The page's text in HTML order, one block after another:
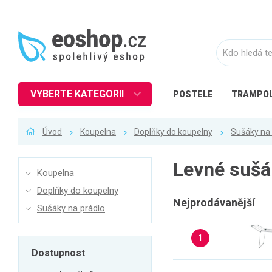
POSTELE
VYBERTE KATEGORII
Obývací pokoj
Koupelna
Úvod Koupelna Doplňky do koupelny Sušáky na
Koupelna
Doplňky do koupelny
Sušáky na prádlo
Dostupnost
Levné
Nejprodávanější
1